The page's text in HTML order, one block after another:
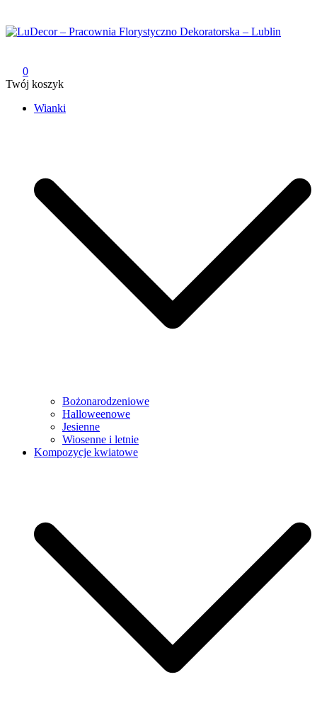
do
treści
0
Twój koszyk
Wianki
Bożonarodzeniowe
Halloweenowe
Jesienne
Wiosenne i letnie
Kompozycje kwiatowe